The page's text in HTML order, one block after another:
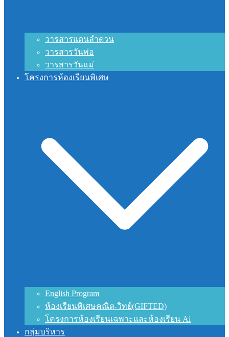
วารสารแดนลำดวน
วารสารวันพ่อ
วารสารวันแม่
โครงการห้องเรียนพิเศษ
English Program
ห้องเรียนพิเศษคณิต-วิทย์(GIFTED)
โครงการห้องเรียนเฉพาะและห้องเรียน Ai
กลุ่มบริหาร